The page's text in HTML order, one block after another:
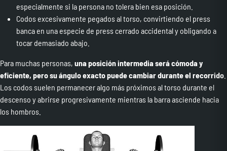
especialmente si la persona no tolera bien esa posición.
Codos excesivamente pegados al torso, convirtiendo el press
banca en una especie de press cerrado accidental y obligando a
tocar demasiado abajo.
Para muchas personas, una posición intermedia será cómoda y
eficiente, pero su ángulo exacto puede cambiar durante el recorrido
Los codos suelen permanecer algo más próximos al torso durante el
descenso y abrirse progresivamente mientras la barra asciende hacia
los hombros.